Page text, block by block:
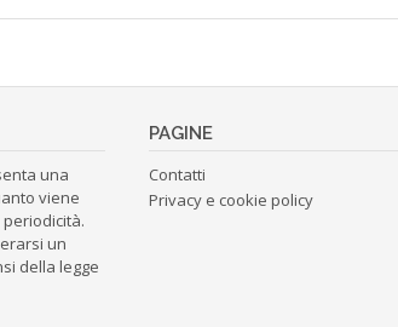
una
viene
un
della legge
PAGINE
Contatti
Privacy e cookie policy